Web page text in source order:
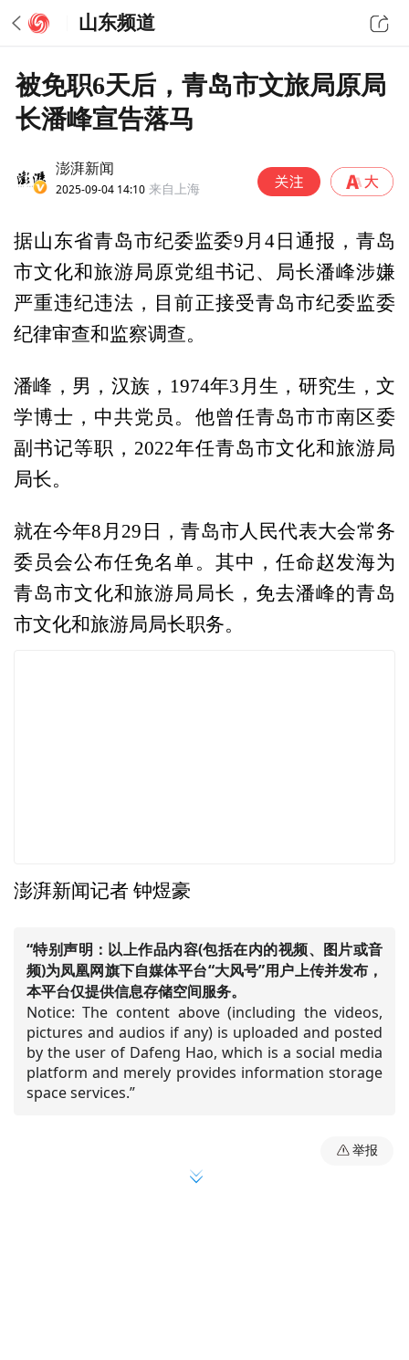
山东频道
被免职6天后，青岛市文旅局原局
长潘峰宣告落马
澎湃新闻
2025-09-04 14:10 来自上海
据山东省青岛市纪委监委9月4日通报，青岛
市文化和旅游局原党组书记、局长潘峰涉嫌
严重违纪违法，目前正接受青岛市纪委监委
纪律审查和监察调查。
潘峰，男，汉族，1974年3月生，研究生，文
学博士，中共党员。他曾任青岛市市南区委
副书记等职，2022年任青岛市文化和旅游局
局长。
就在今年8月29日，青岛市人民代表大会常务
委员会公布任免名单。其中，任命赵发海为
青岛市文化和旅游局局长，免去潘峰的青岛
市文化和旅游局局长职务。
澎湃新闻记者 钟煜豪
“特别声明：以上作品内容(包括在内的视频、图片或音
频)为凤凰网旗下自媒体平台“大风号”用户上传并发布，
本平台仅提供信息存储空间服务。
Notice: The content above (including the videos,
pictures and audios if any) is uploaded and posted
by the user of Dafeng Hao, which is a social media
platform and merely provides information storage
space services.”
举报